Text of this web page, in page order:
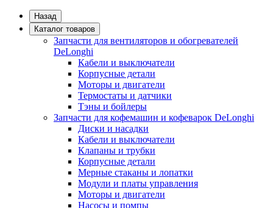
Назад
Каталог товаров
Запчасти для вентиляторов и обогревателей
DeLonghi
Кабели и выключатели
Корпусные детали
Моторы и двигатели
Термостаты и датчики
Тэны и бойлеры
Запчасти для кофемашин и кофеварок DeLonghi
Диски и насадки
Кабели и выключатели
Клапаны и трубки
Корпусные детали
Мерные стаканы и лопатки
Модули и платы управления
Моторы и двигатели
Насосы и помпы